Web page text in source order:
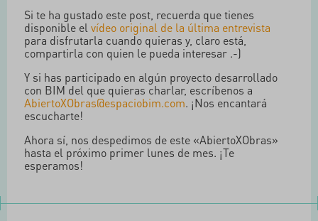
Si te ha gustado este post, recuerda que tienes
disponible el vídeo original de la última entrevista
para disfrutarla cuando quieras y, claro está,
compartirla con quien le pueda interesar .-)
Y si has participado en algún proyecto desarrollado
con BIM del que quieras charlar, escríbenos a
AbiertoXObras@espaciobim.com. ¡Nos encantará
escucharte!
Ahora sí, nos despedimos de este «AbiertoXObras»
hasta el próximo primer lunes de mes. ¡Te
esperamos!